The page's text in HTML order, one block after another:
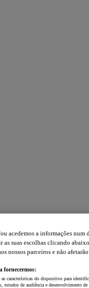
ou acedemos a informações
as suas escolhas clicando
nossos parceiros e não
fornecermos:
características do dispositivo para
estudos de audiência e desenvolvimento de